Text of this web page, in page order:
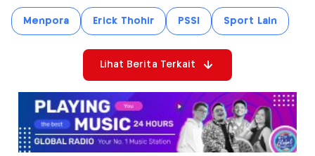
Menpora Erick Thohir PSSI Sport Lain
Lihat Berita Terkait